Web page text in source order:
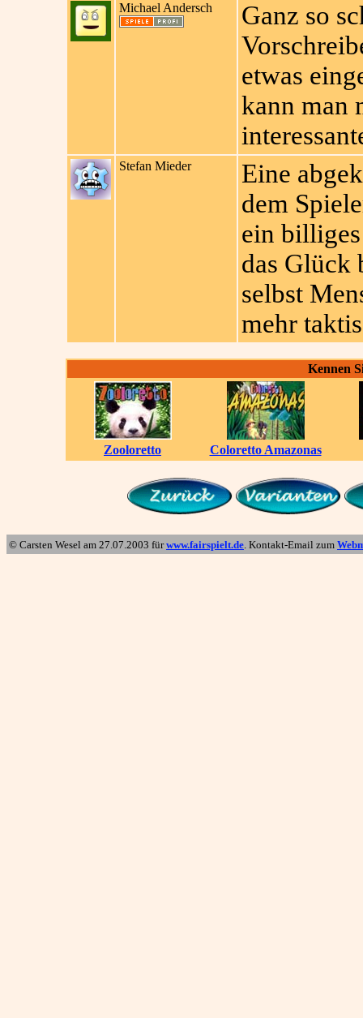
Michael Andersch
Ganz so
etwas
kann man
Stefan Mieder
Eine
dem
ein
das Glück
selbst
mehr
Kennen
Zooloretto Coloretto Amazonas
© Carsten Wesel am 27.07.2003 fürwww.fairspielt.de. Kontakt-Email zum